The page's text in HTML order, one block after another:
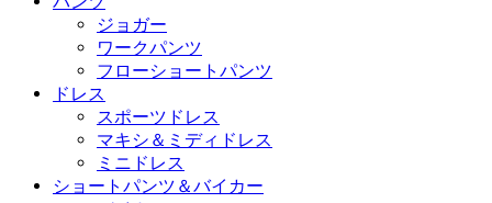
水着セット
下着
ジョガー
ワークパンツ
フローショートパンツ
ドレス
スポーツドレス
マキシ＆ミディドレス
ミニドレス
ショートパンツ＆バイカー